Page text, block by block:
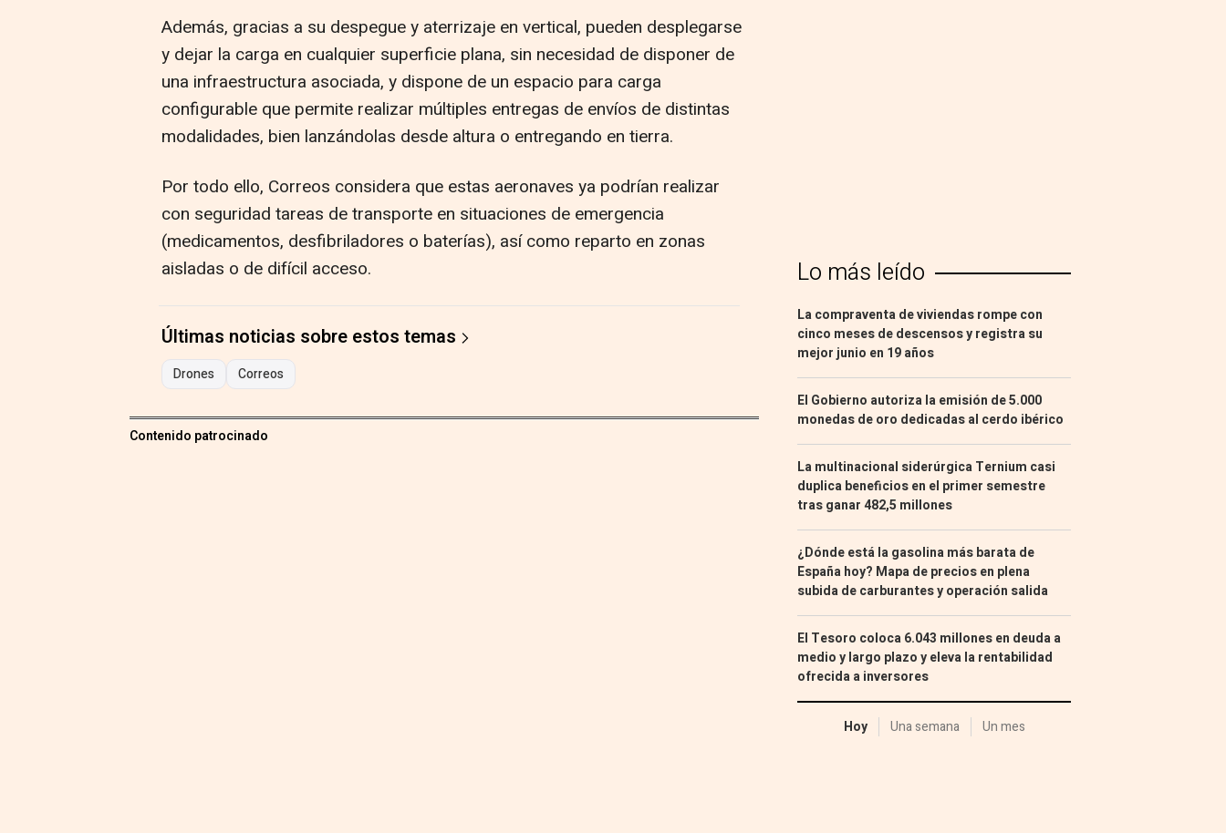
Además, gracias a su despegue y aterrizaje en vertical, pueden desplegarse
y dejar la carga en cualquier superficie plana, sin necesidad de disponer de
una infraestructura asociada, y dispone de un espacio para carga
configurable que permite realizar múltiples entregas de envíos de distintas
modalidades, bien lanzándolas desde altura o entregando en tierra.
Por todo ello, Correos considera que estas aeronaves ya podrían realizar
con seguridad tareas de transporte en situaciones de emergencia
(medicamentos, desfibriladores o baterías), así como reparto en zonas
aisladas o de difícil acceso.
Últimas noticias sobre estos temas
Drones Correos
Contenido patrocinado
Lo más leído
La compraventa de viviendas rompe con
cinco meses de descensos y registra su
mejor junio en 19 años
El Gobierno autoriza la emisión de 5.000
monedas de oro dedicadas al cerdo ibérico
La multinacional siderúrgica Ternium casi
duplica beneficios en el primer semestre
tras ganar 482,5 millones
¿Dónde está la gasolina más barata de
España hoy? Mapa de precios en plena
subida de carburantes y operación salida
El Tesoro coloca 6.043 millones en deuda a
medio y largo plazo y eleva la rentabilidad
ofrecida a inversores
Hoy Una semana Un mes